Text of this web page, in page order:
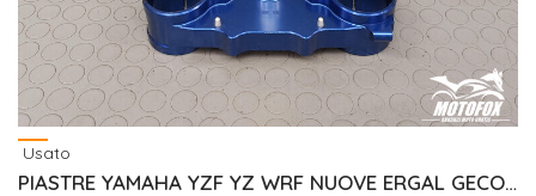
Usato
PIASTRE YAMAHA YZF YZ WRF NUOVE ERGAL GECO RISER